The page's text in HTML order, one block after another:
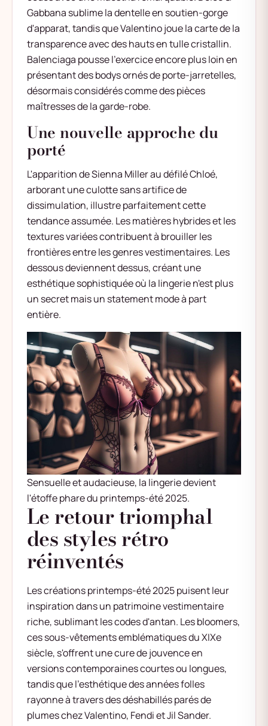
Gabbana sublime la dentelle en soutien-gorge
d'apparat, tandis que Valentino joue la carte de la
transparence avec des hauts en tulle cristallin.
Balenciaga pousse l'exercice encore plus loin en
présentant des bodys ornés de porte-jarretelles,
désormais considérés comme des pièces
maîtresses de la garde-robe.
Une nouvelle approche du
porté
L'apparition de Sienna Miller au défilé Chloé,
arborant une culotte sans artifice de
dissimulation, illustre parfaitement cette
tendance assumée. Les matières hybrides et les
textures variées contribuent à brouiller les
frontières entre les genres vestimentaires. Les
dessous deviennent dessus, créant une
esthétique sophistiquée où la lingerie n'est plus
un secret mais un statement mode à part
entière.
Sensuelle et audacieuse, la lingerie devient
l'étoffe phare du printemps-été 2025.
Le retour triomphal
des styles rétro
réinventés
Les créations printemps-été 2025 puisent leur
inspiration dans un patrimoine vestimentaire
riche, sublimant les codes d'antan. Les bloomers,
ces sous-vêtements emblématiques du XIXe
siècle, s'offrent une cure de jouvence en
versions contemporaines courtes ou longues,
tandis que l'esthétique des années folles
rayonne à travers des déshabillés parés de
plumes chez Valentino, Fendi et Jil Sander.